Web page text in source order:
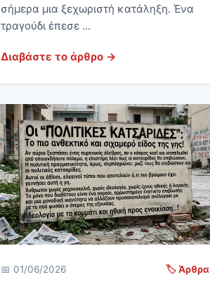
σήμερα μια ξεχωριστή κατάληξη. Ένα
τραγούδι έπεσε ...
Διαβάστε το άρθρο →
📅 01/06/2026 🏷️ Άρθρα